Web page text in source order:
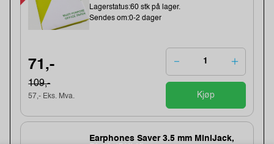
Lagerstatus:60 stk på lager.
Sendes om:0-2 dager
71,-
109,-
57,- Eks. Mva. Kjøp
Earphones Saver 3.5 mm MiniJack,